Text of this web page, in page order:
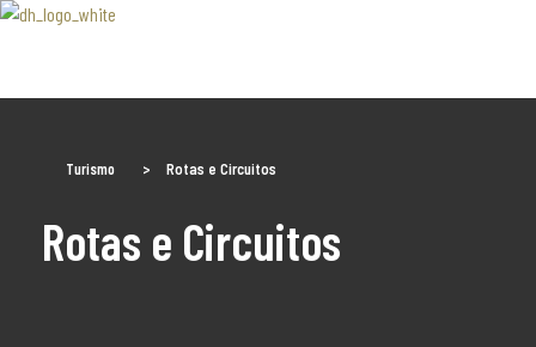
Turismo > Rotas e Circuitos
Rotas e Circuitos